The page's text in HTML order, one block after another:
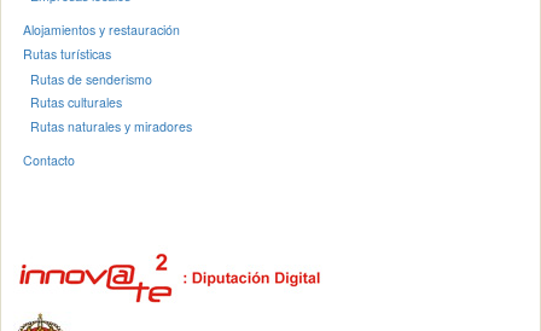
Alojamientos y restauración
Rutas turísticas
Rutas de senderismo
Rutas culturales
Rutas naturales y miradores
Contacto